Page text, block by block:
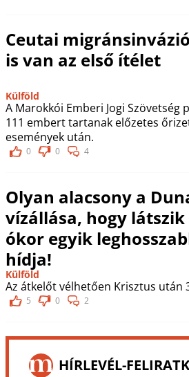
Ceutai
is van az első ítélet
Külföld
A Marokkói Emberi Jogi Szövetség
111 embert tartanak előzetes
események után.
0 0 4
Olyan alacsony a
vízállása, hogy látszik
ókor egyik
hídja!
Külföld
Az átkelőt vélhetően Krisztus után
5 0 2
HÍRLEVÉL-